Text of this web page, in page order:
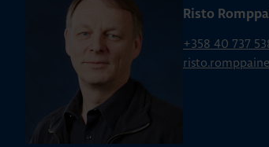
Risto
+358 40 737